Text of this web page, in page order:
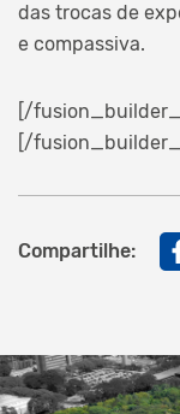
das trocas de
e compassiva.
[/
[/
Compartilhe: